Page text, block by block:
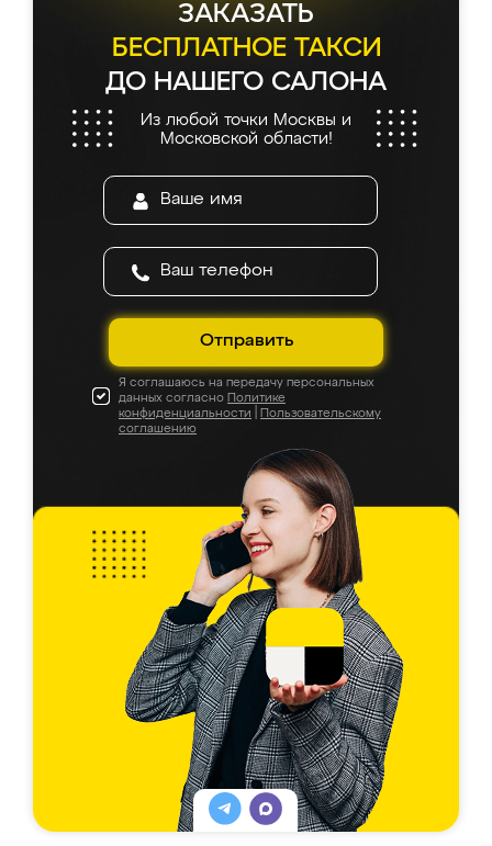
ЗАКАЗАТЬ
БЕСПЛАТНОЕ ТАКСИ
ДО НАШЕГО САЛОНА
Из любой точки Москвы и
Московской области!
Отправить
Я соглашаюсь на передачу персональных
данных согласно Политике
конфиденциальности
Пользовательскому
соглашению